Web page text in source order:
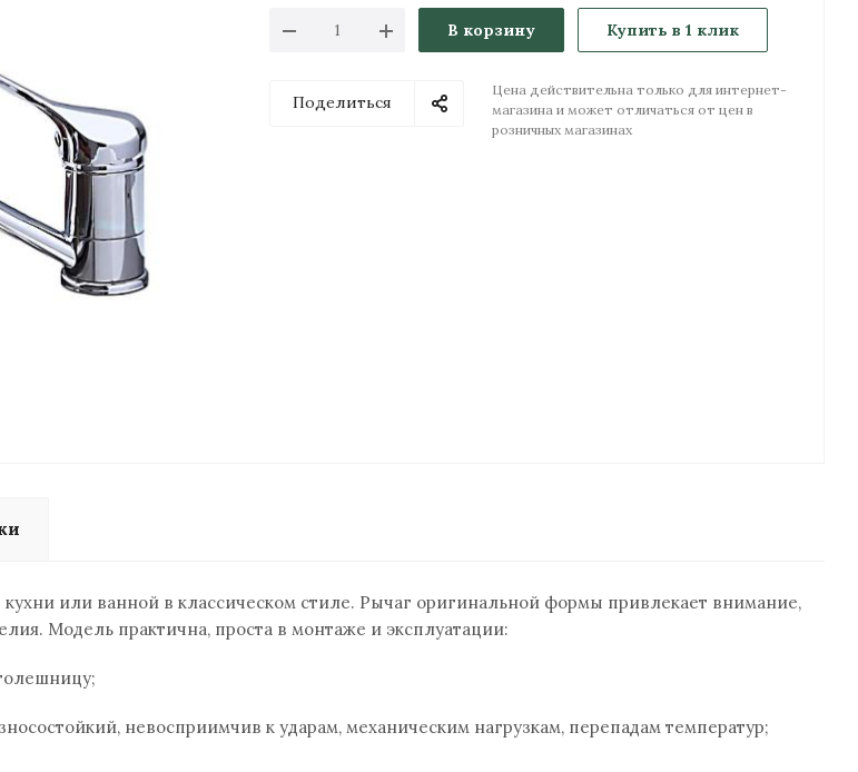
В корзину Купить в 1 клик
Поделиться
Цена действительна только для интернет-
магазина и может отличаться от цен в
розничных магазинах
или ванной в классическом стиле. Рычаг оригинальной формы привлекает внимание,
Модель практична, проста в монтаже и эксплуатации:
невосприимчив к ударам, механическим нагрузкам, перепадам температур;